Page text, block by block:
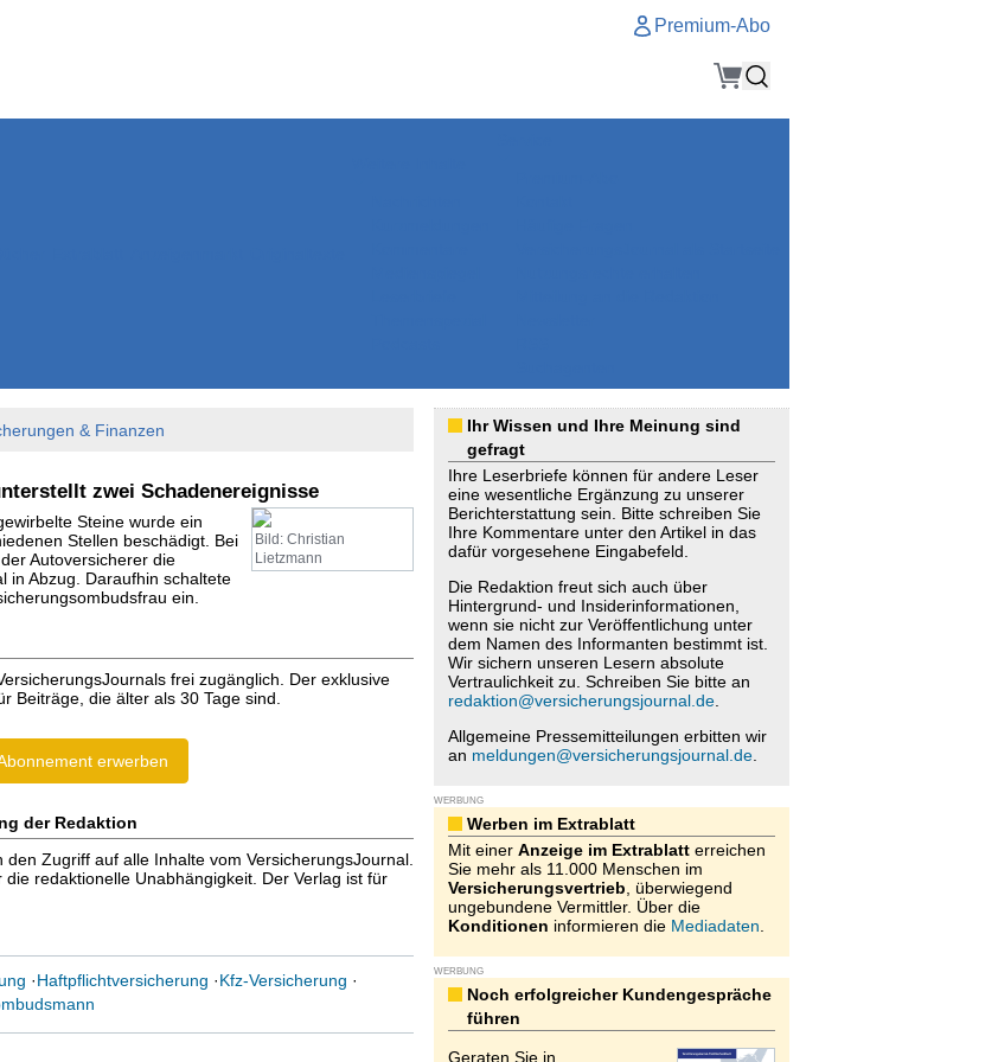
Premium-Abo
& Finanzen
zwei Schadenereignisse
Bild: Christian
Lietzmann
Steine wurde ein
Stellen beschädigt. Bei
Autoversicherer die
in Abzug. Daraufhin schaltete
ein.
frei zugänglich. Der exklusive
Beiträge, die älter als 30 Tage sind.
erwerben
der Redaktion
Zugriff auf alle Inhalte vom VersicherungsJournal.
redaktionelle Unabhängigkeit. Der Verlag ist für
·Haftpflichtversicherung ·Kfz-Versicherung ·
Ihr Wissen und Ihre Meinung sind
gefragt
Ihre Leserbriefe können für andere Leser
eine wesentliche Ergänzung zu unserer
Berichterstattung sein. Bitte schreiben Sie
Ihre Kommentare unter den Artikel in das
dafür vorgesehene Eingabefeld.
Die Redaktion freut sich auch über
Hintergrund- und Insiderinformationen,
wenn sie nicht zur Veröffentlichung unter
dem Namen des Informanten bestimmt ist.
Wir sichern unseren Lesern absolute
Vertraulichkeit zu. Schreiben Sie bitte an
redaktion@versicherungsjournal.de.
Allgemeine Pressemitteilungen erbitten wir
an meldungen@versicherungsjournal.de.
WERBUNG
Werben im Extrablatt
Mit einer Anzeige im Extrablatterreichen
Sie mehr als 11.000 Menschen im
Versicherungsvertrieb , überwiegend
ungebundene Vermittler. Über die
Konditionen informieren die Mediadaten
WERBUNG
Noch erfolgreicher Kundengespräche
führen
Geraten Sie in